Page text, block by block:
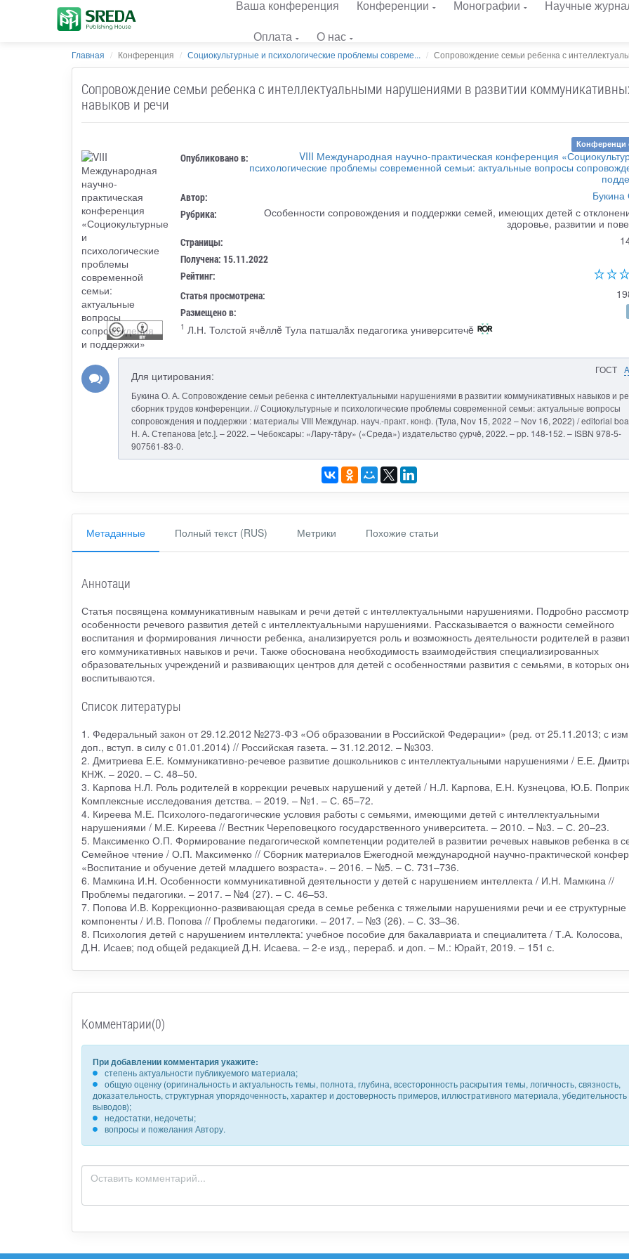
Ваша конференция Конференции Монографии
Научные
Оплата
О нас
Главная Конференция Социокультурные и психологические проблемы совреме... Сопровождение семьи ребенка с
Сопровождение семьи ребенка с интеллектуальными нарушениями в развитии
навыков и речи
Конференци
Опубликовано в:
VIII Международная научно-практическая конференция
психологические проблемы современной семьи: актуальные вопросы
Автор:
Рубрика:
Особенности сопровождения и поддержки семей, имеющих детей с
здоровье, развитии и
Страницы:
Получена: 15.11.2022
Рейтинг:
Статья просмотрена:
Размещено в:
1 Л.Н. Толстой ячĕллĕ Тула патшалăх педагогика университечĕ
ГОСТ
Для цитирования:
Букина О. А. Сопровождение семьи ребенка с интеллектуальными нарушениями в развитии коммуникативных навыков и
сборник трудов конференции. // Социокультурные и психологические проблемы современной семьи: актуальные вопросы
сопровождения и поддержки : материалы VIII Междунар. науч.-практ. конф. (Тула, Nov 15, 2022 – Nov 16, 2022) / editorial
Н. А. Степанова [etc.]. – 2022. – Чебоксары: «Лару-тăру» («Среда») издательство çурчě, 2022. – pp. 148-152. – ISBN 978-5-
907561-83-0.
Метаданные Полный текст (RUS) Метрики Похожие статьи
Аннотаци
Статья посвящена коммуникативным навыкам и речи детей с интеллектуальными нарушениями. Подробно
особенности речевого развития детей с интеллектуальными нарушениями. Рассказывается о важности семейного
воспитания и формирования личности ребенка, анализируется роль и возможность деятельности родителей в
его коммуникативных навыков и речи. Также обоснована необходимость взаимодействия специализированных
образовательных учреждений и развивающих центров для детей с особенностями развития с семьями, в которых
воспитываются.
Список литературы
1. Федеральный закон от 29.12.2012 №273-ФЗ «Об образовании в Российской Федерации» (ред. от 25.11.2013; с
доп., вступ. в силу с 01.01.2014) // Российская газета. – 31.12.2012. – №303.
2. Дмитриева Е.Е. Коммуникативно-речевое развитие дошкольников с интеллектуальными нарушениями / Е.Е.
КНЖ. – 2020. – С. 48–50.
3. Карпова Н.Л. Роль родителей в коррекции речевых нарушений у детей / Н.Л. Карпова, Е.Н. Кузнецова, Ю.Б.
Комплексные исследования детства. – 2019. – №1. – С. 65–72.
4. Киреева М.Е. Психолого-педагогические условия работы с семьями, имеющими детей с интеллектуальными
нарушениями / М.Е. Киреева // Вестник Череповецкого государственного университета. – 2010. – №3. – С. 20–23.
5. Максименко О.П. Формирование педагогической компетенции родителей в развитии речевых навыков ребенка в
Семейное чтение / О.П. Максименко // Сборник материалов Ежегодной международной научно-практической
«Воспитание и обучение детей младшего возраста». – 2016. – №5. – С. 731–736.
6. Мамкина И.Н. Особенности коммуникативной деятельности у детей с нарушением интеллекта / И.Н. Мамкина //
Проблемы педагогики. – 2017. – №4 (27). – С. 46–53.
7. Попова И.В. Коррекционно-развивающая среда в семье ребенка с тяжелыми нарушениями речи и ее структурные
компоненты / И.В. Попова // Проблемы педагогики. – 2017. – №3 (26). – С. 33–36.
8. Психология детей с нарушением интеллекта: учебное пособие для бакалавриата и специалитета / Т.А. Колосова,
Д.Н. Исаев; под общей редакцией Д.Н. Исаева. – 2-е изд., перераб. и доп. – М.: Юрайт, 2019. – 151 с.
Комментарии(0)
При добавлении комментария укажите:
степень актуальности публикуемого материала;
общую оценку (оригинальность и актуальность темы, полнота, глубина, всесторонность раскрытия темы, логичность, связность,
доказательность, структурная упорядоченность, характер и достоверность примеров, иллюстративного материала, убедительность
выводов);
недостатки, недочеты;
вопросы и пожелания Автору.